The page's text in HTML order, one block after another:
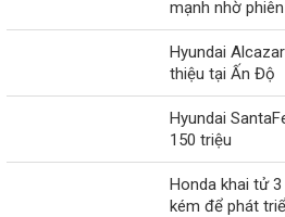
mạnh nhờ
Hyundai
thiệu tại Ấn Độ
Hyundai
150 triệu
Honda khai tử
kém để phát